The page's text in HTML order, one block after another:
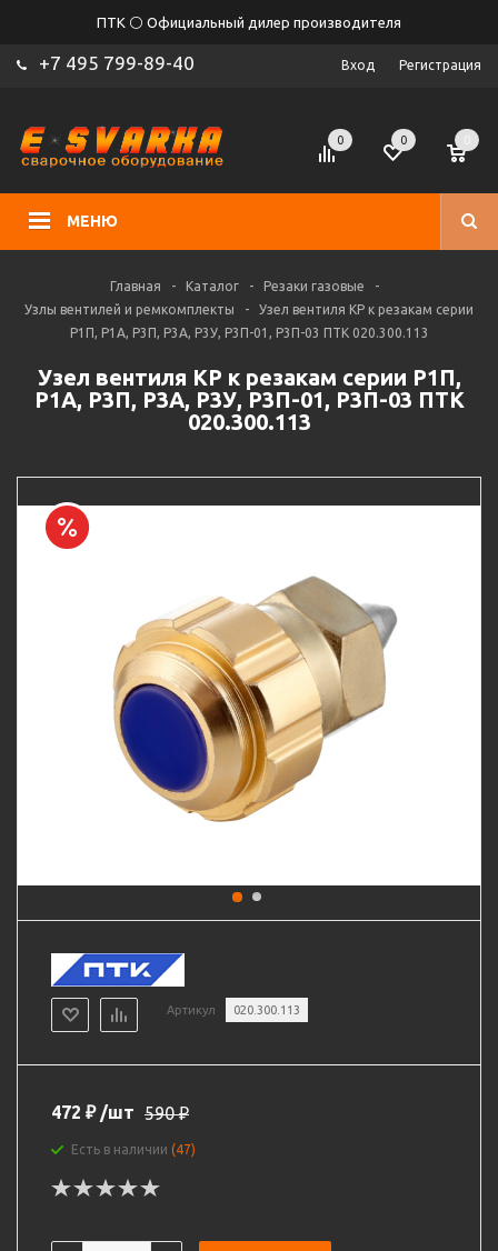
ПТК ⚪ Официальный дилер производителя
+7 495 799-89-40 Вход Регистрация
МЕНЮ
0 0
Главная - Каталог - Резаки газовые
-
Узлы вентилей и ремкомплекты
-
Узел вентиля КР к резакам серии
Р1П, Р1А, Р3П, Р3А, Р3У, Р3П-01, Р3П-03 ПТК 020.300.113
Узел вентиля КР к резакам серии Р1П,
Р1А, Р3П, Р3А, Р3У, Р3П-01, Р3П-03 ПТК
020.300.113
Артикул 020.300.113
472 ₽ /шт 590₽
Есть в наличии (47)